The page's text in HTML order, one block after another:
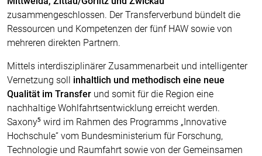
zusammengeschlossen. Der Transferverbund bündelt die
Ressourcen und Kompetenzen der fünf HAW sowie von
mehreren direkten Partnern.
Mittels interdisziplinärer Zusammenarbeit und intelligenter
Vernetzung soll inhaltlich und methodisch eine neue
Qualität im Transfer und somit für die Region eine
nachhaltige Wohlfahrtsentwicklung erreicht werden.
Saxony⁵ wird im Rahmen des Programms „Innovative
Hochschule“ vom Bundesministerium für Forschung,
Technologie und Raumfahrt sowie von der Gemeinsamen